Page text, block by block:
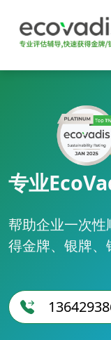
专业
帮助企业一次
得金牌、银牌、